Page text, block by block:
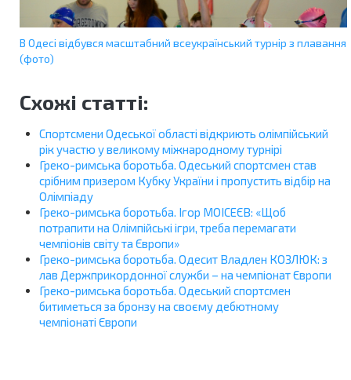
В Одесі відбувся масштабний всеукраїнський турнір з плавання
(фото)
Схожі статті:
Спортсмени Одеської області відкриють олімпійський
рік участю у великому міжнародному турнірі
Греко-римська боротьба. Одеський спортсмен став
срібним призером Кубку України і пропустить відбір на
Олімпіаду
Греко-римська боротьба. Ігор МОІСЕЄВ: «Щоб
потрапити на Олімпійські ігри, треба перемагати
чемпіонів світу та Європи»
Греко-римська боротьба. Одесит Владлен КОЗЛЮК: з
лав Держприкордонної служби – на чемпіонат Європи
Греко-римська боротьба. Одеський спортсмен
битиметься за бронзу на своєму дебютному
чемпіонаті Європи